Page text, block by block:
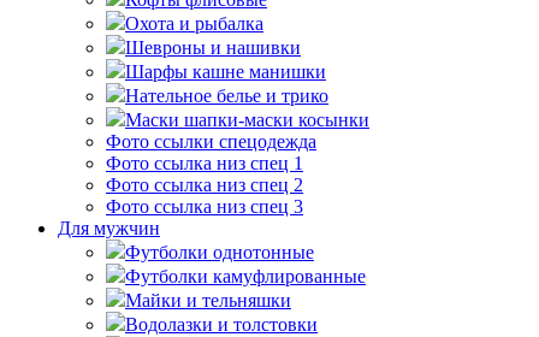
Охота и рыбалка
Шевроны и нашивки
Шарфы кашне манишки
Нательное белье и трико
Маски шапки-маски косынки
Фото ссылки спецодежда
Фото ссылка низ спец 1
Фото ссылка низ спец 2
Фото ссылка низ спец 3
Для мужчин
Футболки однотонные
Футболки камуфлированные
Майки и тельняшки
Водолазки и толстовки